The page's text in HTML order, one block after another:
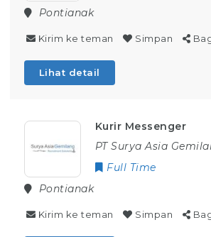
Pontianak
Kirim ke teman Simpan
Lihat detail
Kurir Messenger
PT Surya Asia
Full Time
Pontianak
Kirim ke teman Simpan